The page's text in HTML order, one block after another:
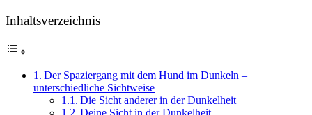
Inhaltsverzeichnis
Der Spaziergang mit dem Hund im Dunkeln –
unterschiedliche Sichtweise
Die Sicht anderer in der Dunkelheit
Deine Sicht in der Dunkelheit